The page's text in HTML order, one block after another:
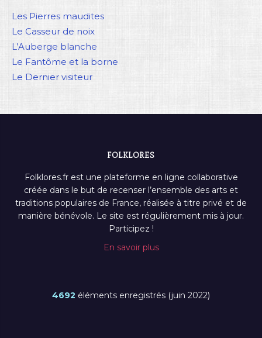
Les Pierres maudites
Le Casseur de noix
L’Auberge blanche
Le Fantôme et la borne
Le Dernier visiteur
FOLKLORES
Folklores.fr est une plateforme en ligne collaborative
créée dans le but de recenser l’ensemble des arts et
traditions populaires de France, réalisée à titre privé et de
manière bénévole. Le site est régulièrement mis à jour.
Participez !
En savoir plus
4692 éléments enregistrés (juin 2022)